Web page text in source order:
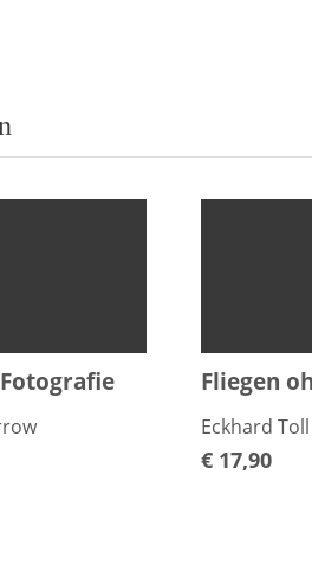
Fliegen
Eckhard Toll
€ 17,90